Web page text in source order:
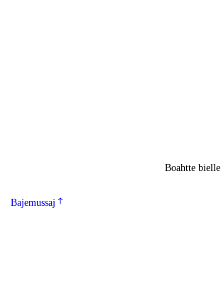
Boahtte bielle
Bajemussaj